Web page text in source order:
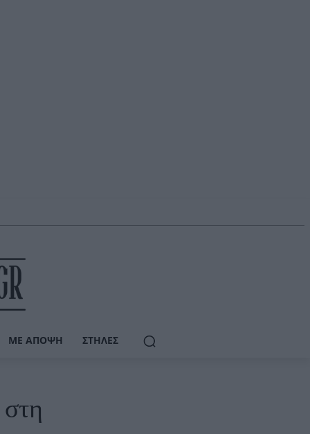
ΜΕ ΆΠΟΨΗ ΣΤΉΛΕΣ